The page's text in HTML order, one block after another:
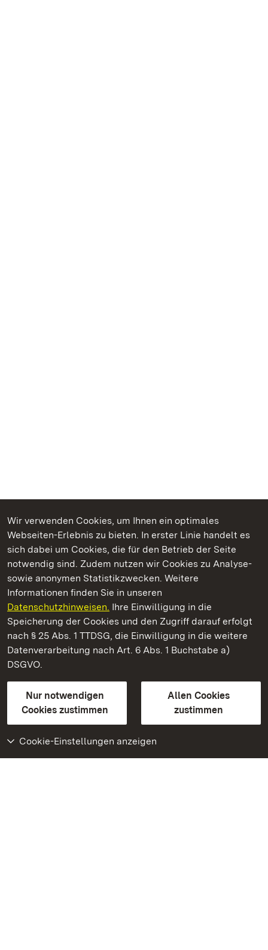
Wir verwenden Cookies, um Ihnen ein optimales
Webseiten-Erlebnis zu bieten. In erster Linie handelt es
sich dabei um Cookies, die für den Betrieb der Seite
notwendig sind. Zudem nutzen wir Cookies zu Analyse-
sowie anonymen Statistikzwecken. Weitere
Informationen finden Sie in unseren
Datenschutzhinweisen. Ihre Einwilligung in die
Speicherung der Cookies und den Zugriff darauf erfolgt
nach § 25 Abs. 1 TTDSG, die Einwilligung in die weitere
Datenverarbeitung nach Art. 6 Abs. 1 Buchstabe a)
DSGVO.
Nur notwendigen
Cookies zustimmen
Allen Cookies
zustimmen
Cookie-Einstellungen anzeigen
Kommen. Staunen. Genießen.
Staatliche Schlösser und Gärten Baden‑Württemberg
Staatliche Schlösser und Gärten Baden-Württemberg
Kontakt
GebärdenspracheLeichte Sprache
Erklärung zur Barrierefreiheit
BITV-konform (geprüfte Seiten)
Weiteres